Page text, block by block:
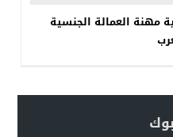
مهنة العمالة الجنسية